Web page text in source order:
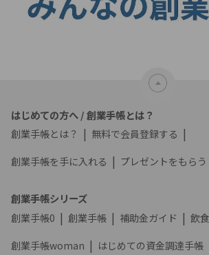
はじめての方へ / 創業手帳とは？
創業手帳とは？
無料で会員登録する
創業手帳を手に入れる
プレゼントをもらう
創業手帳シリーズ
創業手帳0 創業手帳 補助金ガイド
飲
創業手帳woman
はじめての資金調達手帳